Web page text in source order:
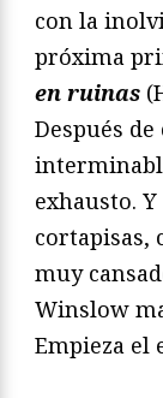
con la
próxima
en ruinas
Después
exhausto.
cortapisas,
muy
Winslow
Empieza el